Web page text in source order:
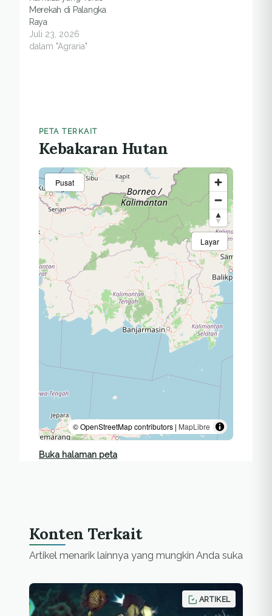
Merekah di Palangka
Raya
Juli 23, 2026
dalam "Agraria"
PETA TERKAIT
Kebakaran Hutan
Pusat
Layar
© OpenStreetMap contributors | MapLibre
Buka halaman peta
Konten Terkait
Artikel menarik lainnya yang mungkin Anda suka
ARTIKEL